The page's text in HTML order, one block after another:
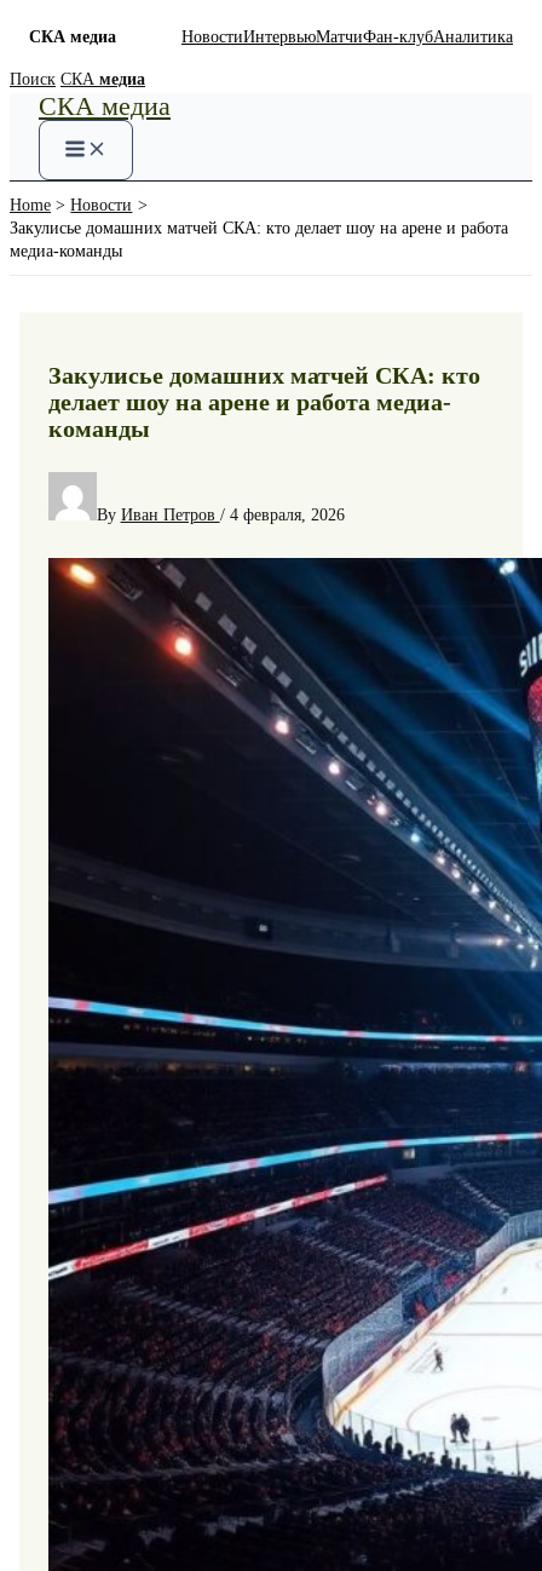
СКА медиа НовостиИнтервьюМатчиФан-клубАналитика
Skip
content
Поиск СКА медиа
СКА медиа
Home
Новости
Закулисье домашних матчей СКА: кто делает шоу на арене и работа
медиа-команды
Закулисье домашних матчей СКА: кто
делает шоу на арене и работа медиа-
команды
By Иван Петров / 4 февраля, 2026